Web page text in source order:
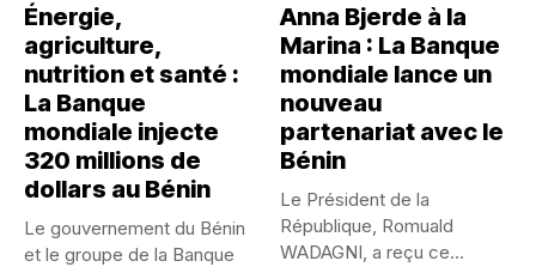
Énergie,
agriculture,
nutrition et santé :
La Banque
mondiale injecte
320 millions de
dollars au Bénin
Le gouvernement du Bénin
et le groupe de la Banque
Anna Bjerde à la
Marina : La Banque
mondiale lance un
nouveau
partenariat avec le
Bénin
Le Président de la
République, Romuald
WADAGNI, a reçu ce